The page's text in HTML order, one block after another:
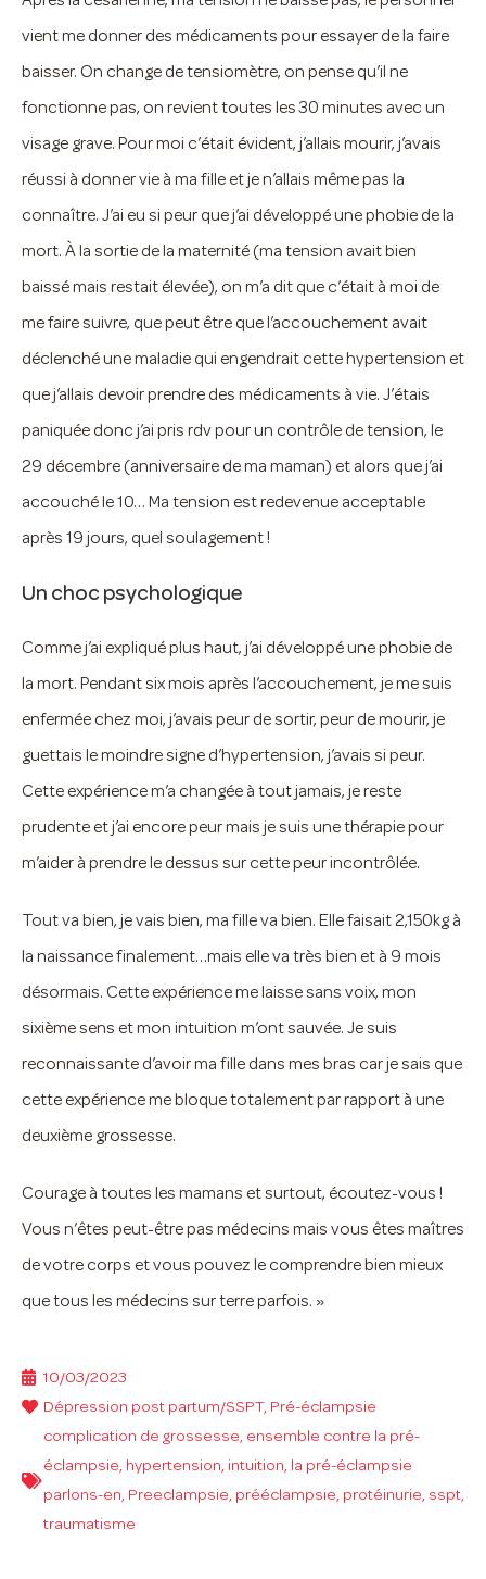
vient me donner des médicaments pour essayer de la faire
baisser. On change de tensiomètre, on pense qu’il ne
fonctionne pas, on revient toutes les 30 minutes avec un
visage grave. Pour moi c’était évident, j’allais mourir, j’avais
réussi à donner vie à ma fille et je n’allais même pas la
connaître. J’ai eu si peur que j’ai développé une phobie de la
mort. À la sortie de la maternité (ma tension avait bien
baissé mais restait élevée), on m’a dit que c’était à moi de
me faire suivre, que peut être que l’accouchement avait
déclenché une maladie qui engendrait cette hypertension et
que j’allais devoir prendre des médicaments à vie. J’étais
paniquée donc j’ai pris rdv pour un contrôle de tension, le
29 décembre (anniversaire de ma maman) et alors que j’ai
accouché le 10… Ma tension est redevenue acceptable
après 19 jours, quel soulagement !
Un choc psychologique
Comme j’ai expliqué plus haut, j’ai développé une phobie de
la mort. Pendant six mois après l’accouchement, je me suis
enfermée chez moi, j’avais peur de sortir, peur de mourir, je
guettais le moindre signe d’hypertension, j’avais si peur.
Cette expérience m’a changée à tout jamais, je reste
prudente et j’ai encore peur mais je suis une thérapie pour
m’aider à prendre le dessus sur cette peur incontrôlée.
Tout va bien, je vais bien, ma fille va bien. Elle faisait 2,150kg à
la naissance finalement…mais elle va très bien et à 9 mois
désormais. Cette expérience me laisse sans voix, mon
sixième sens et mon intuition m’ont sauvée. Je suis
reconnaissante d’avoir ma fille dans mes bras car je sais que
cette expérience me bloque totalement par rapport à une
deuxième grossesse.
Courage à toutes les mamans et surtout, écoutez-vous !
Vous n’êtes peut-être pas médecins mais vous êtes maîtres
de votre corps et vous pouvez le comprendre bien mieux
que tous les médecins sur terre parfois. »
10/03/2023
Dépression post partum/SSPT, Pré-éclampsie
complication de grossesse, ensemble contre la pré-
éclampsie, hypertension, intuition, la pré-éclampsie
parlons-en, Preeclampsie, prééclampsie, protéinurie, sspt,
traumatisme